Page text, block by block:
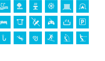
(à moins de 10 kilomètres